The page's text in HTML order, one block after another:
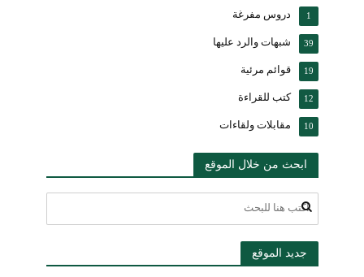
دروس مفرغة 1
شبهات والرد عليها 39
قوائم مرئية 19
كتب للقراءة 12
مقابلات ولقاءات 10
ابحث من خلال الموقع
جديد الموقع